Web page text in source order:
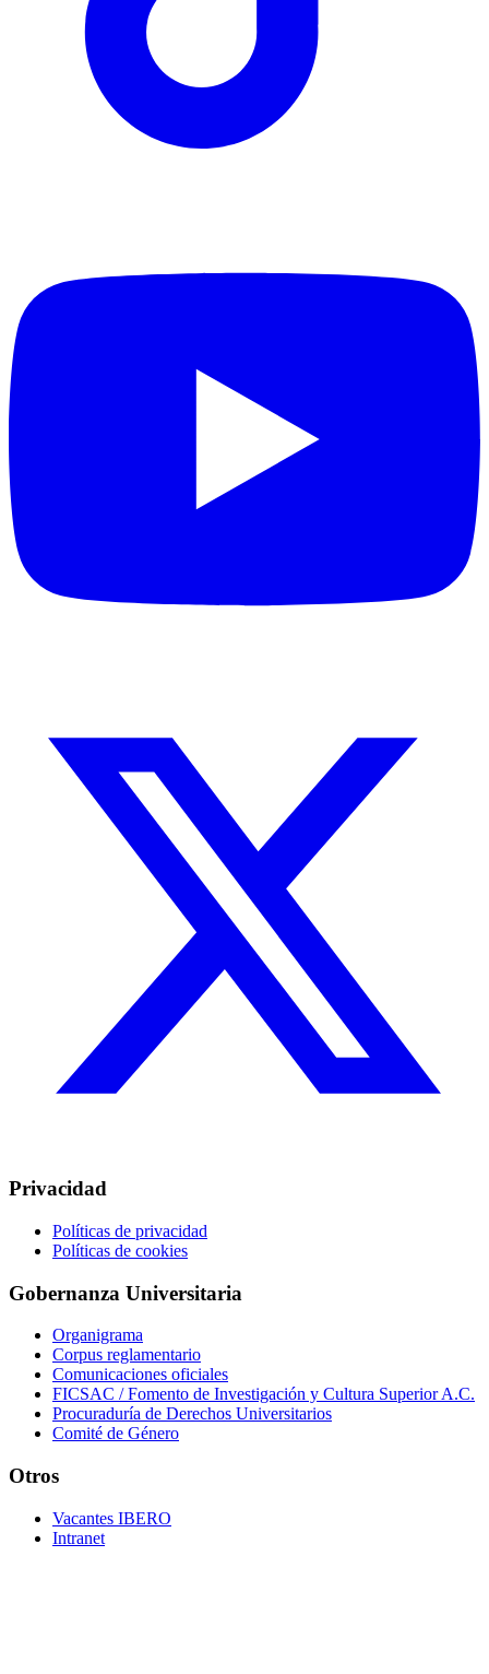
Privacidad
Políticas de privacidad
Políticas de cookies
Gobernanza Universitaria
Organigrama
Corpus reglamentario
Comunicaciones oficiales
FICSAC / Fomento de Investigación y Cultura Superior A.C.
Procuraduría de Derechos Universitarios
Comité de Género
Otros
Vacantes IBERO
Intranet